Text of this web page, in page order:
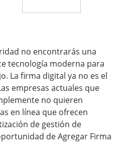
no encontrarás una
tecnología moderna para
La firma digital ya no es el
empresas actuales que
no quieren
en línea que ofrecen
de gestión de
de Agregar Firma